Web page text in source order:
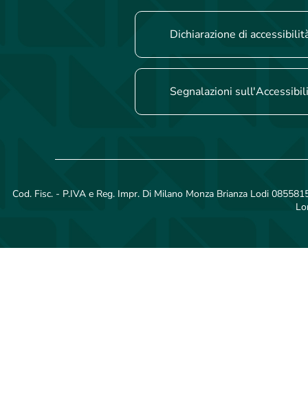
Dichiarazione di
Segnalazioni
Cod. Fisc. - P.IVA e Reg. Impr. Di Milano Monza Brianza Lodi